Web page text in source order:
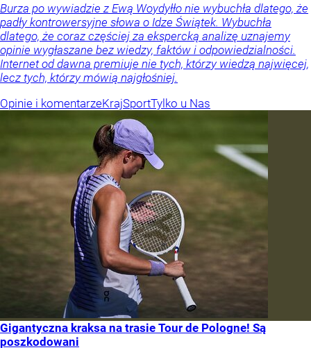
Burza po wywiadzie z Ewą Woydyłło nie wybuchła dlatego, że
padły kontrowersyjne słowa o Idze Świątek. Wybuchła
dlatego, że coraz częściej za ekspercką analizę uznajemy
opinie wygłaszane bez wiedzy, faktów i odpowiedzialności.
Internet od dawna premiuje nie tych, którzy wiedzą najwięcej,
lecz tych, którzy mówią najgłośniej.
Opinie i komentarzeKrajSportTylko u Nas
Gigantyczna kraksa na trasie Tour de Pologne! Są
poszkodowani